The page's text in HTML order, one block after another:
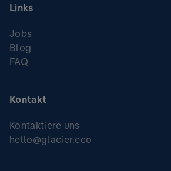
Links
Jobs
Blog
FAQ
Kontakt
Kontaktiere uns
hello@glacier.eco